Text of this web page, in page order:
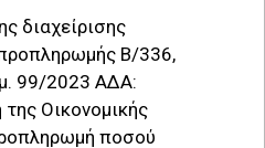
διαχείρισης
Β/336,
99/2023 ΑΔΑ:
Οικονομικής
ποσού